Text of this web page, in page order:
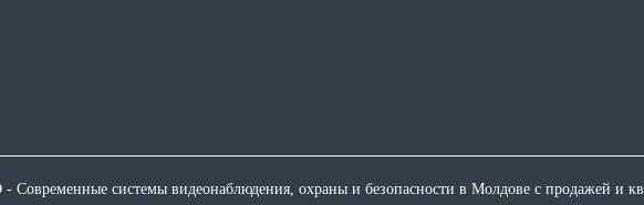
- Современные системы видеонаблюдения, охраны и безопасности в Молдове с продажей и